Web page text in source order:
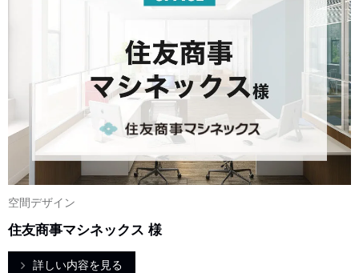
空間デザイン
住友商事マシネックス 様
詳しい内容を見る